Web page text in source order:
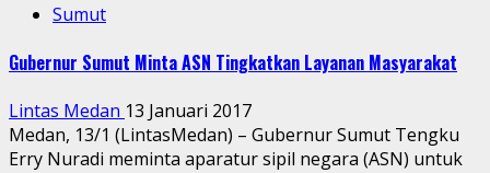
Sumut
Gubernur Sumut Minta ASN Tingkatkan Layanan Masyarakat
Lintas Medan 13 Januari 2017
Medan, 13/1 (LintasMedan) – Gubernur Sumut Tengku
Erry Nuradi meminta aparatur sipil negara (ASN) untuk